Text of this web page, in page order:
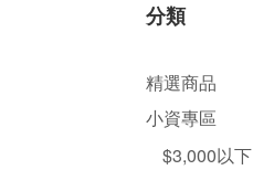
分類
精選商品
小資專區
$3,000以下